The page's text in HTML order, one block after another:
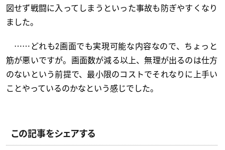
図せず戦闘に入ってしまうといった事故も防ぎやすくなり
ました。
……どれも2画面でも実現可能な内容なので、ちょっと
筋が悪いですが。画面数が減る以上、無理が出るのは仕方
のないという前提で、最小限のコストでそれなりに上手い
ことやっているのかなという感じでした。
この記事をシェアする